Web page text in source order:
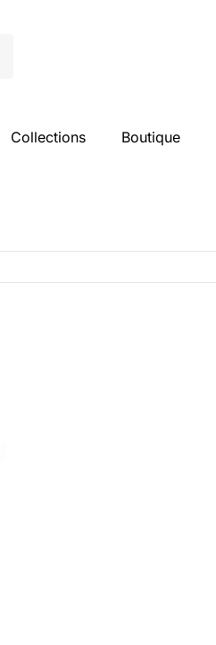
Collections Boutique